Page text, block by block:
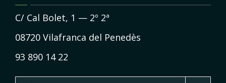
C/ Cal Bolet, 1 — 2º 2ª
08720 Vilafranca del Penedès
93 890 14 22